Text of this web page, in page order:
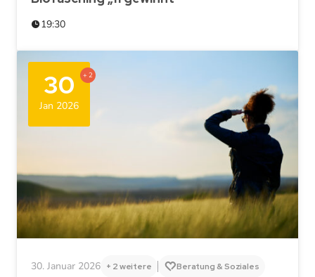
19:30
30
Jan 2026
+ 2
30. Januar 2026 + 2 weitere
Beratung & Soziales